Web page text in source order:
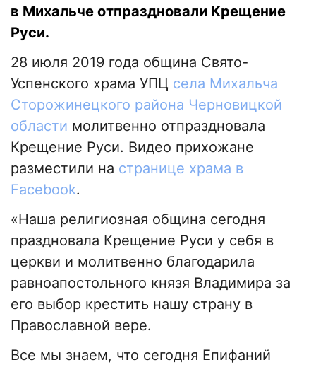
в Михальче отпраздновали Крещение
Руси.
28 июля 2019 года община Свято-
Успенского храма УПЦ села Михальча
Сторожинецкого района Черновицкой
области молитвенно отпраздновала
Крещение Руси. Видео прихожане
разместили на странице храма в
Facebook.
«Наша религиозная община сегодня
праздновала Крещение Руси у себя в
церкви и молитвенно благодарила
равноапостольного князя Владимира за
его выбор крестить нашу страну в
Православной вере.
Все мы знаем, что сегодня Епифаний